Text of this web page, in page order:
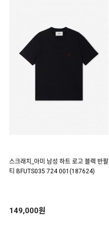
스크래치_아미 남성 하트 로고 블랙 반팔
티 BFUTS035 724 001(187624)
149,000원